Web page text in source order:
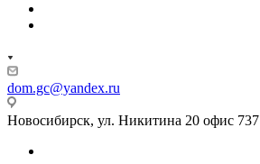
dom.gc@yandex.ru
Новосибирск, ул. Никитина 20 офис 737